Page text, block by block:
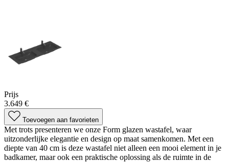
Prijs
3.649 €
Toevoegen aan favorieten
Met trots presenteren we onze Form glazen wastafel, waar
uitzonderlijke elegantie en design op maat samenkomen. Met een
diepte van 40 cm is deze wastafel niet alleen een mooi element in je
badkamer, maar ook een praktische oplossing als de ruimte in de